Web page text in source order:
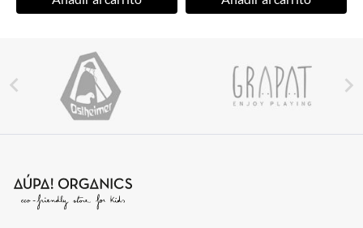
 